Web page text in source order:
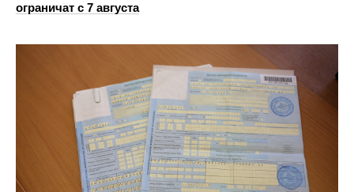
ограничат с 7 августа